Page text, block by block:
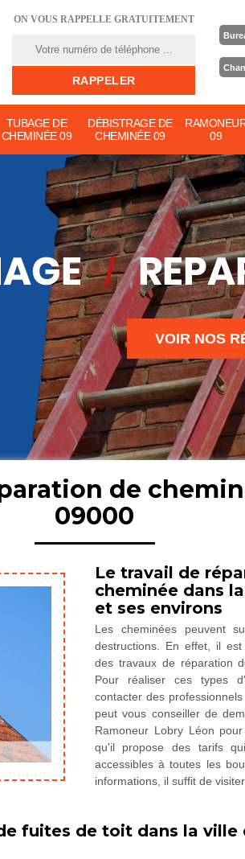
ON VOUS RAPPELLE GRATUITEMENT
TUBAGE DE
CHEMINÉE 09
DÉBISTRAGE DE
CHEMINÉE 09
09
VOIR NOS
de
09000
Le travail de
cheminée dans
et ses environs
Les cheminées peuvent
destructions. En effet, il
des travaux de réparation
Pour réaliser ces types
contacter des
peut vous conseiller de
Ramoneur Lobry Léon
qu'il propose des tarifs
accessibles à toutes les
informations, il suffit de
fuites de toit dans la ville